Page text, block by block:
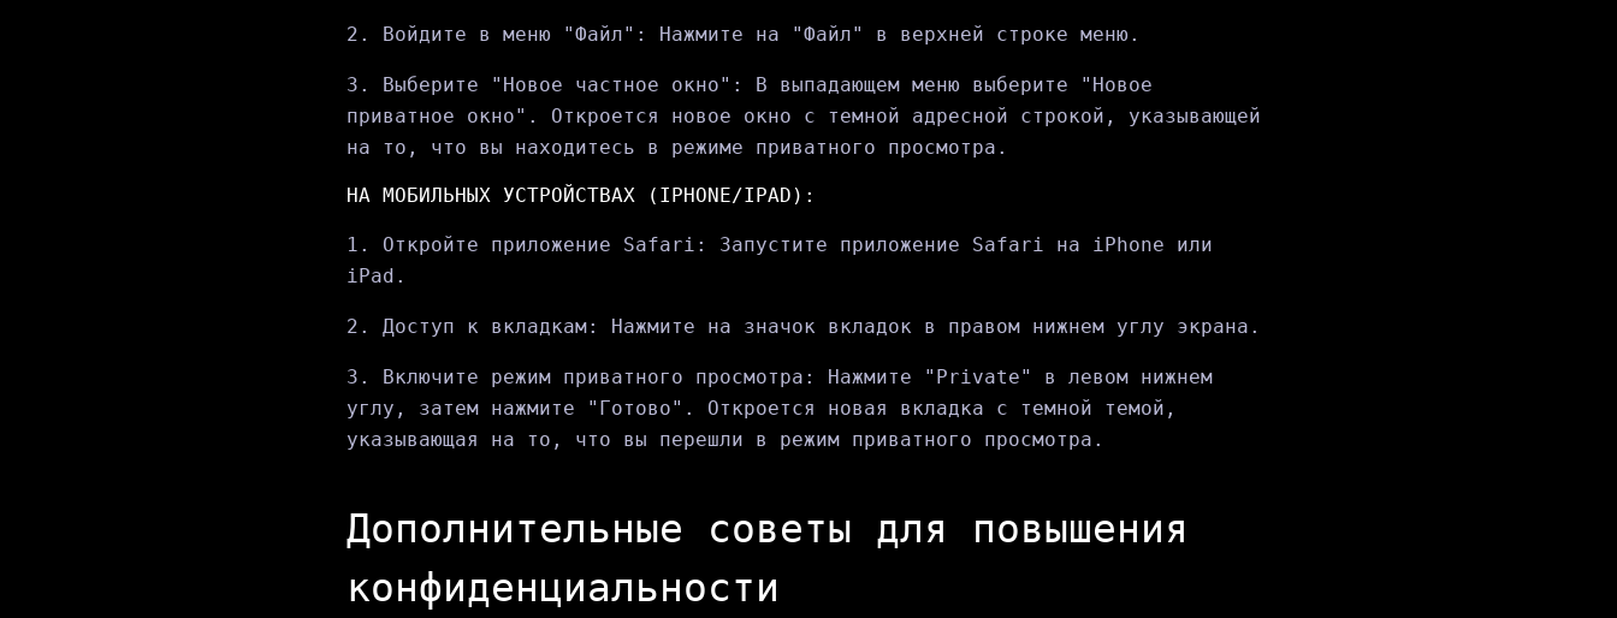
2. Войдите в меню "Файл": Нажмите на "Файл" в верхней строке меню.
3. Выберите "Новое частное окно": В выпадающем меню выберите "Новое
приватное окно". Откроется новое окно с темной адресной строкой, указывающей
на то, что вы находитесь в режиме приватного просмотра.
НА МОБИЛЬНЫХ УСТРОЙСТВАХ (IPHONE/IPAD):
1. Откройте приложение Safari: Запустите приложение Safari на iPhone или
iPad.
2. Доступ к вкладкам: Нажмите на значок вкладок в правом нижнем углу экрана.
3. Включите режим приватного просмотра: Нажмите "Private" в левом нижнем
углу, затем нажмите "Готово". Откроется новая вкладка с темной темой,
указывающая на то, что вы перешли в режим приватного просмотра.
Дополнительные советы для повышения
конфиденциальности